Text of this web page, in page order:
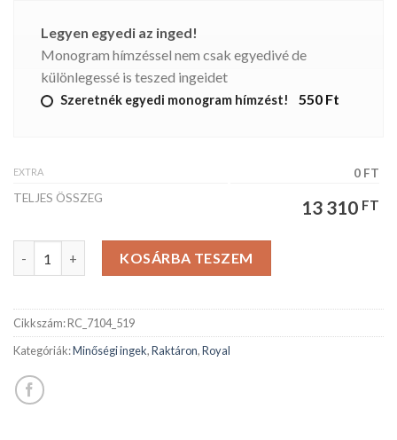
Legyen egyedi az inged!
Monogram hímzéssel nem csak egyedivé de
különlegessé is teszed ingeidet
Szeretnék egyedi monogram hímzést! 550 Ft
EXTRA
0 FT
TELJES ÖSSZEG
13 310 FT
Royal férfiing mennyiségKOSÁRBA TESZEM
Cikkszám:RC_7104_519
Kategóriák:Minőségi ingek,Raktáron,Royal